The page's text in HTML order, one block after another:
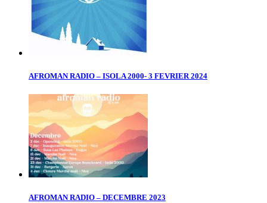
AFROMAN RADIO – ISOLA 2000- 3 FEVRIER 2024
AFROMAN RADIO – DECEMBRE 2023